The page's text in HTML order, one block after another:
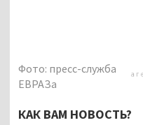
Фото: пресс-служба
ЕВРАЗа
КАК ВАМ НОВОСТЬ?